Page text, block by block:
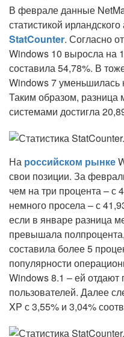
В феврале данные
статистикой
StatCounter. Согласно
Windows 10 выросла на
составила 54,78%. В
Windows 7 уменьшилась
Таким образом,
системами достигла
На российском рынке
свои позиции. За
чем на три процента – с
немного просела – с
если в январе разница
превышала
составила более 5
популярности
Windows 8.1 – ей отдают
пользователей. Далее
XP с 3,55% и 3,04%